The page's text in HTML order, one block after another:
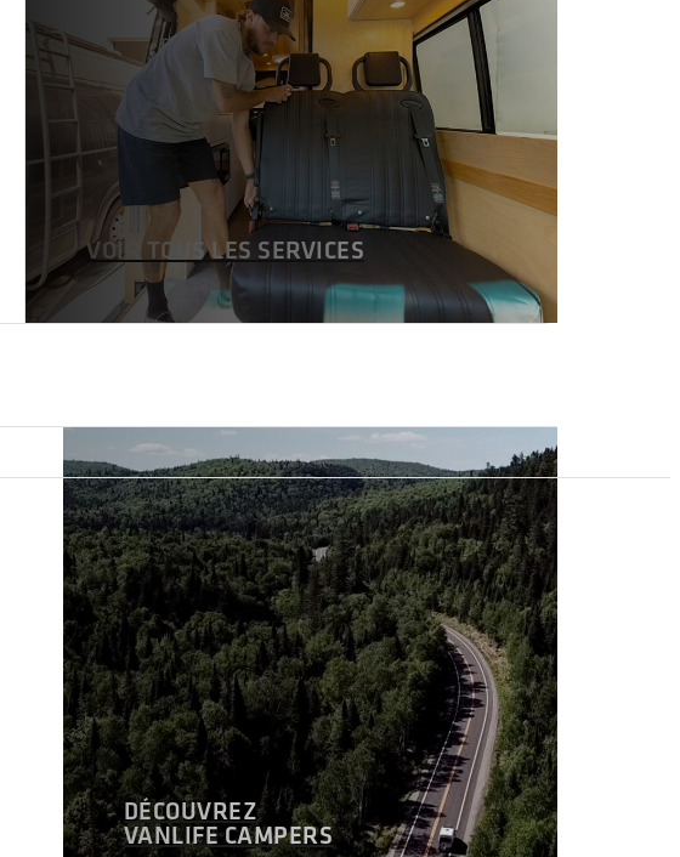
VOIR TOUS LES SERVICES
DÉCOUVREZ
VANLIFE CAMPERS